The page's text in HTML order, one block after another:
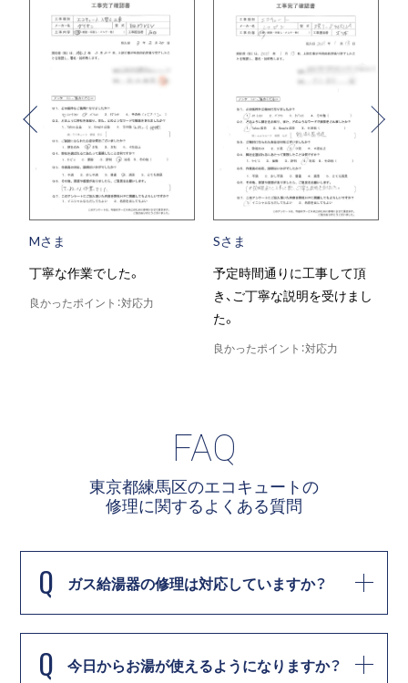
Mさま
丁寧な作業でした。
良かったポイント：対応力
Sさま
予定時間通りに工事して頂
き、ご丁寧な説明を受けまし
た。
良かったポイント：対応力
FAQ
東京都練馬区のエコキュートの
修理に関するよくある質問
Q ガス給湯器の修理は対応していますか？
Q 今日からお湯が使えるようになりますか？